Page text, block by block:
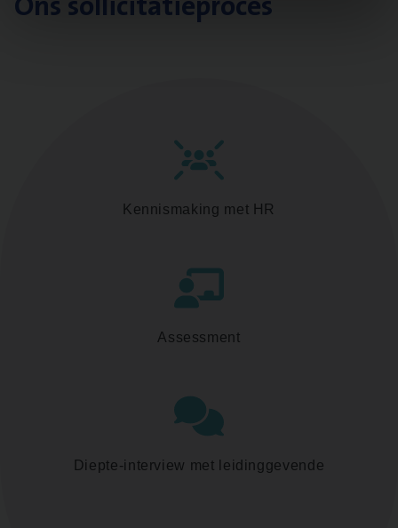
Kennismaking met HR
Assessment
Diepte-interview met leidinggevende